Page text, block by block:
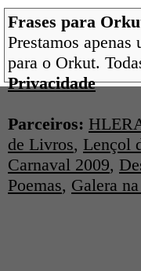
Frases para
Prestamos
para o Orkut.
Privacidade
Parceiros:
de Livros, Lençol
Carnaval 2009,
Poemas, Galera